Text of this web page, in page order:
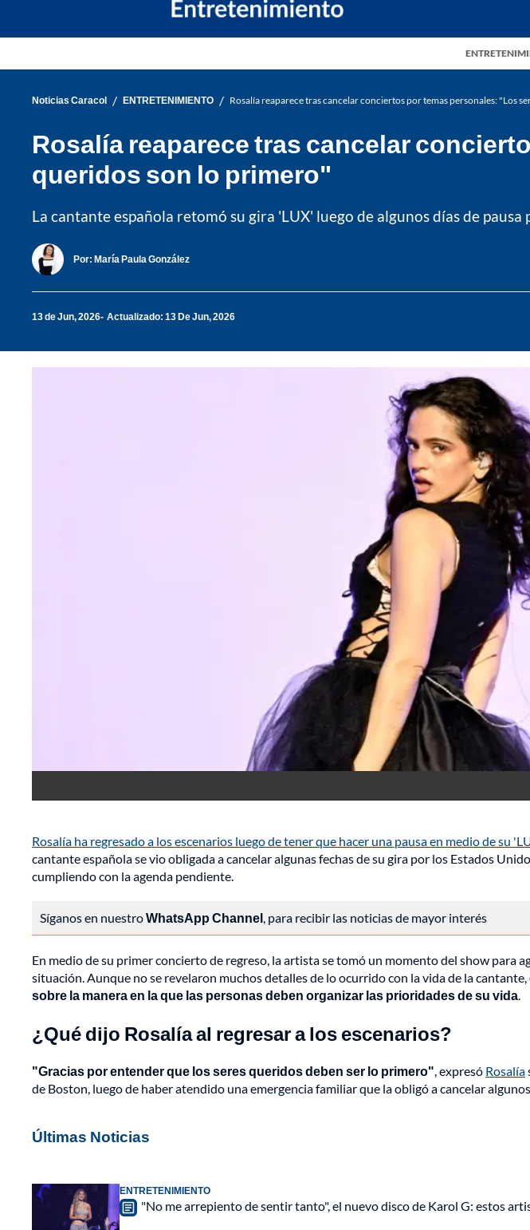
Noticias Caracol / ENTRETENIMIENTO / Rosalía reaparece tras cancelar conciertos por temas personales: "Los
Rosalía reaparece tras cancelar
queridos son lo primero"
La cantante española retomó su gira 'LUX' luego de algunos días de
Por: María Paula González
13 de Jun, 2026 Actualizado: 13 De Jun, 2026
Rosalía ha regresado a los escenarios luego de tener que hacer una pausa en medio de su
cantante española se vio obligada a cancelar algunas fechas de su gira por los Estados
cumpliendo con la agenda pendiente.
Síganos en nuestroWhatsApp Channel, para recibir las noticias de mayor interés
En medio de su primer concierto de regreso, la artista se tomó un momento del show para
situación. Aunque no se revelaron muchos detalles de lo ocurrido con la vida de la cantante,
sobre la manera en la que las personas deben organizar las prioridades de su vida.
¿Qué dijo Rosalía al regresar a los escenarios?
"Gracias por entender que los seres queridos deben ser lo primero", expresó Rosalía
de Boston, luego de haber atendido una emergencia familiar que la obligó a cancelar
Últimas Noticias
ENTRETENIMIENTO
"No me arrepiento de sentir tanto", el nuevo disco de Karol G: estos